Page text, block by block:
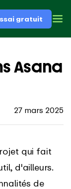
gratuit
Asana
27 mars 2025
qui fait
d'ailleurs.
de